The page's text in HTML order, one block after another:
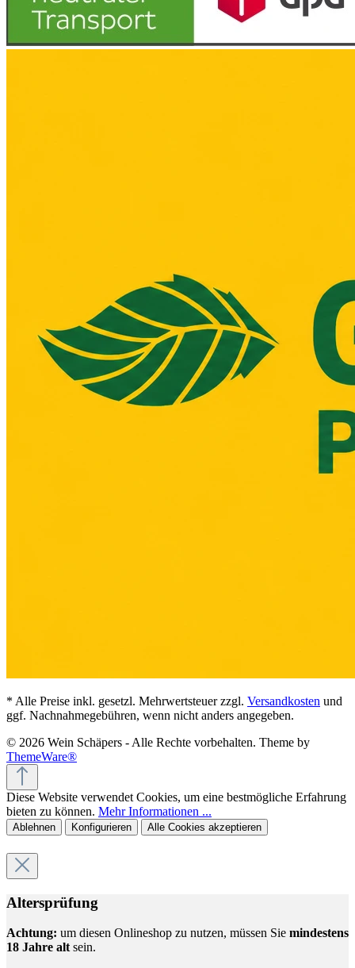
* Alle Preise inkl. gesetzl. Mehrwertsteuer zzgl. Versandkosten und
ggf. Nachnahmegebühren, wenn nicht anders angegeben.
© 2026 Wein Schäpers - Alle Rechte vorbehalten. Theme by
ThemeWare®
Diese Website verwendet Cookies, um eine bestmögliche Erfahrung
bieten zu können. Mehr Informationen ...
Ablehnen Konfigurieren Alle Cookies akzeptieren
Altersprüfung
Achtung: um diesen Onlineshop zu nutzen, müssen Sie mindestens
18 Jahre alt sein.